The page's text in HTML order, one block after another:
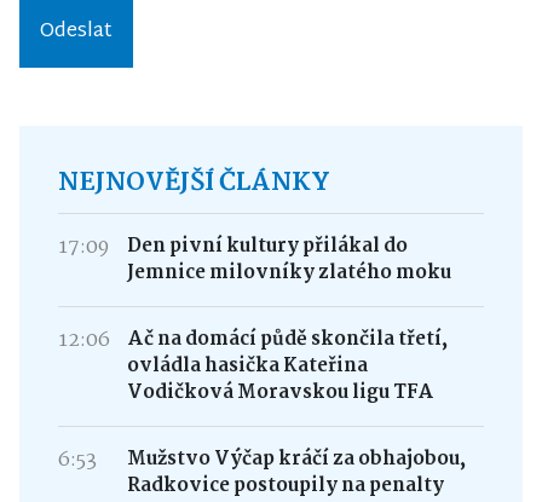
Odeslat
NEJNOVĚJŠÍ ČLÁNKY
17:09
Den pivní kultury přilákal do
Jemnice milovníky zlatého moku
12:06
Ač na domácí půdě skončila třetí,
ovládla hasička Kateřina
Vodičková Moravskou ligu TFA
6:53
Mužstvo Výčap kráčí za obhajobou,
Radkovice postoupily na penalty